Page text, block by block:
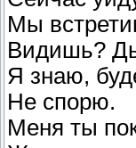
Мы
Видишь?
Я знаю,
Не спорю.
Меня ты